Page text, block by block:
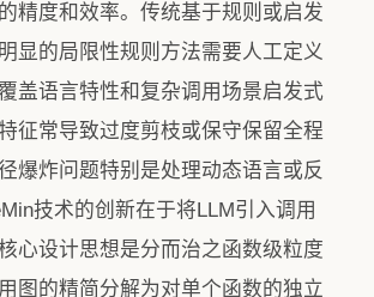
精度和效率。传统基于规则或启发
显的局限性规则方法需要人工定义
盖语言特性和复杂调用场景启发式
征常导致过度剪枝或保守保留全程
爆炸问题特别是处理动态语言或反
技术的创新在于将LLM引入调用
心设计思想是分而治之函数级粒度
图的精简分解为对单个函数的独立